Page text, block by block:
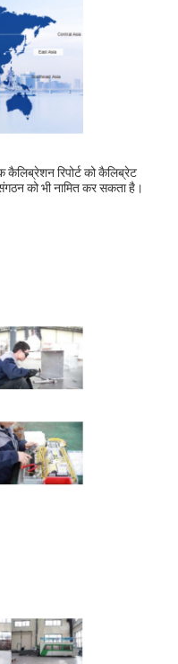
रिपोर्ट को कैलिब्रेट
को भी नामित कर सकता है।